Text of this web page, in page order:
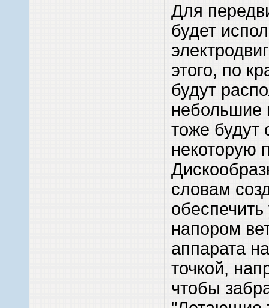
Для
будет
этого, по
будут
небольшие
тоже будут
некоторую
словам
обеспечить
напором
аппарата
точкой,
чтобы